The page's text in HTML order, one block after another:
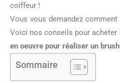
coiffeur !
Vous vous demandez comment
Voici nos conseils pour acheter
en oeuvre pour réaliser un
Sommaire